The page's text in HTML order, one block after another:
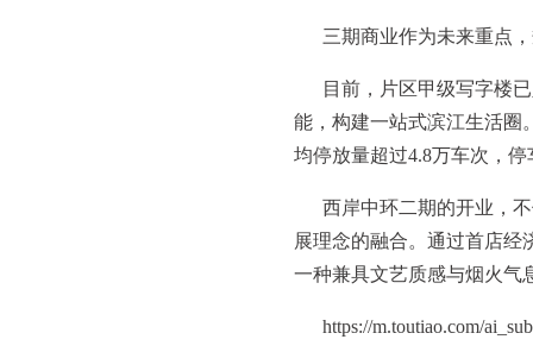
三期商业作为未来重点
目前，片区甲级写字楼
能，构建一站式滨江生活圈
均停放量超过4.8万车次，
西岸中环二期的开业，
展理念的融合。通过首店经
一种兼具文艺质感与烟火气
https://m.toutiao.com/